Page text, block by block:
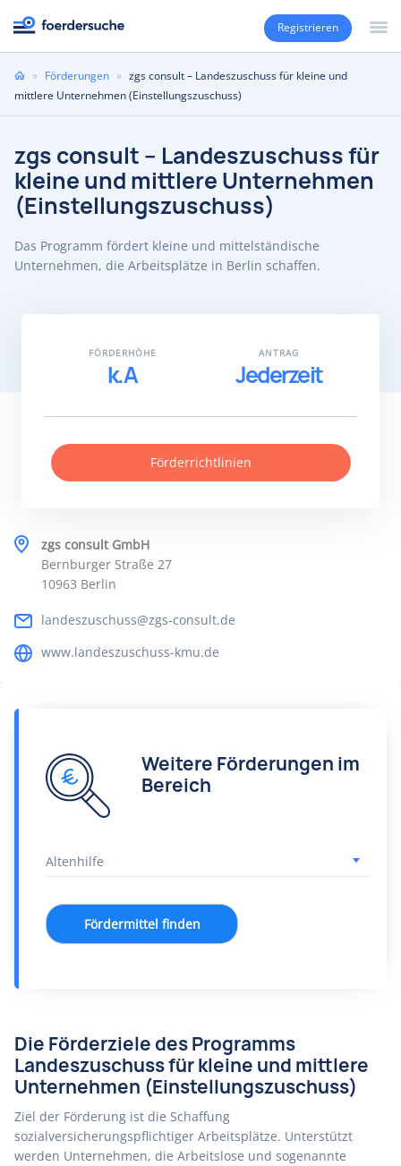
Registrieren
Sie
sind
» Förderungen » zgs consult – Landeszuschuss für kleine und
mittlere Unternehmen (Einstellungszuschuss)
zgs consult – Landeszuschuss für
kleine und mittlere Unternehmen
(Einstellungszuschuss)
Das Programm fördert kleine und mittelständische
Unternehmen, die Arbeitsplätze in Berlin schaffen.
zgs consult GmbH
Bernburger Straße 27
10963 Berlin
landeszuschuss@zgs-consult.de
www.landeszuschuss-kmu.de
FÖRDERHÖHE
k.A
ANTRAG
Jederzeit
Förderrichtlinien
Weitere Förderungen im
Bereich
Fördermittel finden
Die Förderziele des Programms
Landeszuschuss für kleine und mittlere
Unternehmen (Einstellungszuschuss)
Ziel der Förderung ist die Schaffung
sozialversicherungspflichtiger Arbeitsplätze. Unterstützt
werden Unternehmen, die Arbeitslose und sogenannte